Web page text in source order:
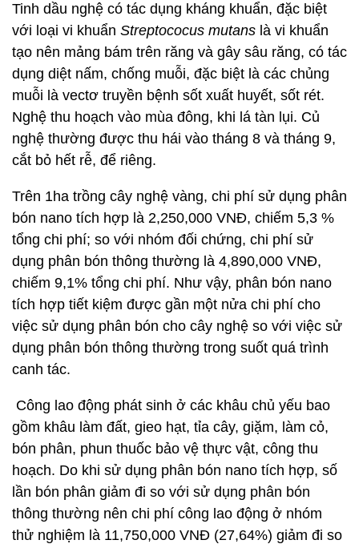
Tinh dầu nghệ có tác dụng kháng khuẩn, đặc biệt
với loại vi khuẩn Streptococus mutans là vi khuẩn
tạo nên mảng bám trên răng và gây sâu răng, có tác
dụng diệt nấm, chống muỗi, đặc biệt là các chủng
muỗi là vectơ truyền bệnh sốt xuất huyết, sốt rét.
Nghệ thu hoạch vào mùa đông, khi lá tàn lụi. Củ
nghệ thường được thu hái vào tháng 8 và tháng 9,
cắt bỏ hết rễ, để riêng.
Trên 1ha trồng cây nghệ vàng, chi phí sử dụng phân
bón nano tích hợp là 2,250,000 VNĐ, chiếm 5,3 %
tổng chi phí; so với nhóm đối chứng, chi phí sử
dụng phân bón thông thường là 4,890,000 VNĐ,
chiếm 9,1% tổng chi phí. Như vậy, phân bón nano
tích hợp tiết kiệm được gần một nửa chi phí cho
việc sử dụng phân bón cho cây nghệ so với việc sử
dụng phân bón thông thường trong suốt quá trình
canh tác.
Công lao động phát sinh ở các khâu chủ yếu bao
gồm khâu làm đất, gieo hạt, tỉa cây, giặm, làm cỏ,
bón phân, phun thuốc bảo vệ thực vật, công thu
hoạch. Do khi sử dụng phân bón nano tích hợp, số
lần bón phân giảm đi so với sử dụng phân bón
thông thường nên chi phí công lao động ở nhóm
thử nghiệm là 11,750,000 VNĐ (27,64%) giảm đi so